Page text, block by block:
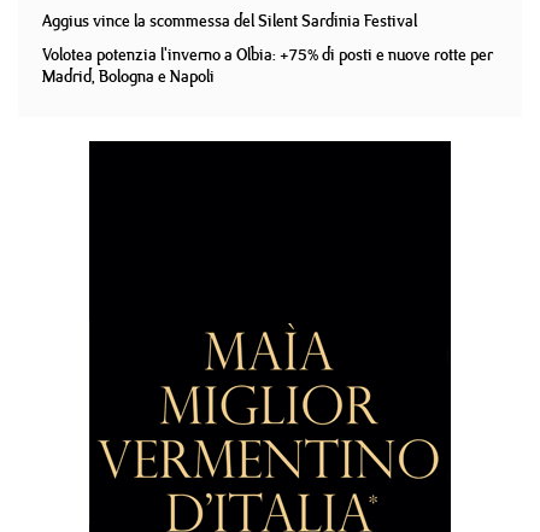
Aggius vince la scommessa del Silent Sardinia Festival
Volotea potenzia l'inverno a Olbia: +75% di posti e nuove rotte per
Madrid, Bologna e Napoli